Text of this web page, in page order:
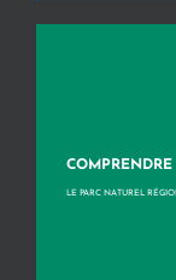
COMPRENDRE
LE PARC NATUREL